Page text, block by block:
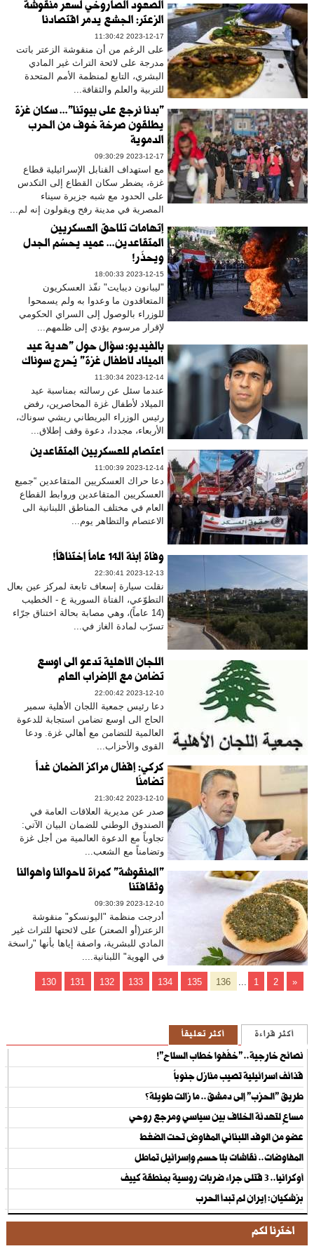
الصعود الصاروخي لسعر منقوشة
الزعتر: الجشع يدمر اقتصادنا
2023-12-17 11:30:42
على الرغم من أن منقوشة الزعتر باتت
مدرجة على لائحة التراث غير المادي
البشري، التابع لمنظمة الأمم المتحدة
للتربية والعلم والثقافة...
"بدنا نرجع على بيوتنا"... سكان غزة
يطلقون صرخة خوف من الحرب
الدموية
2023-12-17 09:30:29
مع استهداف القنابل الإسرائيلية قطاع
غزة، يضطر سكان القطاع إلى التكدس
على الحدود مع شبه جزيرة سيناء
المصرية في مدينة رفح ويقولون إنه لم...
إتهامات تلاحق العسكريين
المتقاعدين... عميد يحسُم الجدل
ويحذّر!
2023-12-15 18:00:33
"ليبانون ديبايت" نفّذ العسكريون
المتعاقدون ما وعدوا به ولم يسمحوا
للوزراء بالوصول إلى السراي الحكومي
لإقرار مرسوم يؤدي إلى ظلمهم...
بالفيديو: سؤال حول "هدية عيد
الميلاد لأطفال غزة" يُحرج سوناك
2023-12-14 11:30:34
عندما سئل عن رسالته بمناسبة عيد
الميلاد لأطفال غزة المحاصرين، رفض
رئيس الوزراء البريطاني ريشي سوناك،
الأربعاء، مجددا، دعوة وقف إطلاق...
اعتصام للعسكريين المتقاعدين
2023-12-14 11:00:39
دعا حراك العسكريين المتقاعدين “جميع
العسكريين المتقاعدين وروابط القطاع
العام في مختلف المناطق اللبنانية الى
الاعتصام والتظاهر يوم...
وفاة إبنة الـ14 عاماً إختناقاً!
2023-12-13 22:30:41
نقلت سيارة إسعاف تابعة لمركز عين بعال
التطوّعي، الفتاة السورية ع - الخطيب
(14 عاماً)، وهي مصابة بحالة اختناق جرّاء
تسرّب لمادة الغاز في...
اللجان الأهلية تدعو الى اوسع
تضامن مع الإضراب العام
2023-12-10 22:00:42
دعا رئيس جمعية اللجان الأهلية سمير
الحاج الى اوسع تضامن استجابة للدعوة
العالمية للتضامن مع أهالي غزة. ودعا
القوى والأحزاب...
كركي: إقفال مراكز الضمان غداً
تضامنًا
2023-12-10 21:30:42
صدر عن مديرية العلاقات العامة في
الصندوق الوطني للضمان البيان الآتي:
تجاوباً مع الدعوة العالمية من أجل غزة
وتضامناً مع الشعب...
"المنقوشة" كمرآة لأحوالنا وأهوالنا
وثقافتنا
2023-12-10 09:30:39
أدرجت منظمة "اليونسكو" منقوشة
الزعتر(أو الصعتر) على لائحتها للتراث غير
المادي للبشرية، واصفة إياها بأنها "راسخة
في الهوية" اللبنانية....
«
1 2
130 131 132 133 134 135 136
أكثر قراءة أكثر تعليقاً
نصائح خارجية.. "خفّفوا خطاب السلاح"!
قذائف اسرائيلية تصيب منازل جنوباً
طريق "الحزب" إلى دمشق.. ما زالت طويلة؟
مساعٍ لتهدئة الخلاف بين سياسي ومرجع روحي
عضو من الوفد اللبناني المفاوِض تحت الضغط
المفاوضات.. نقاشات بلا حسم وإسرائيل تماطل
أوكرانيا.. 3 قتلى جراء ضربات روسية بمنطقة كييف
بزشكيان: إيران لم تبدأ الحرب
اخترنا لكم